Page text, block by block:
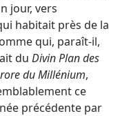
jour, vers
habitait près de la
qui, paraît-​il,
du Divin Plan des
du Millénium,
ce
précédente par